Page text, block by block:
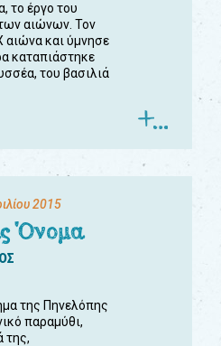
το έργο του
αιώνων. Τον
αιώνα και ύμνησε
καταπιάστηκε
του βασιλιά
2015
Όνομα
της Πηνελόπης
παραμύθι,
της,